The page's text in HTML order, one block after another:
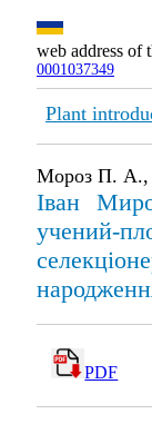
web address of
0001037349
Plant
Мороз П. А.,
Іван
учений-
PDF